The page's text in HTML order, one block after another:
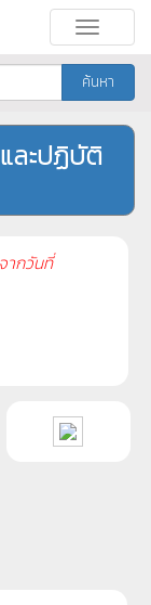
Toggle
ค้นหา
ละปฏิบัติ
ากวันที่